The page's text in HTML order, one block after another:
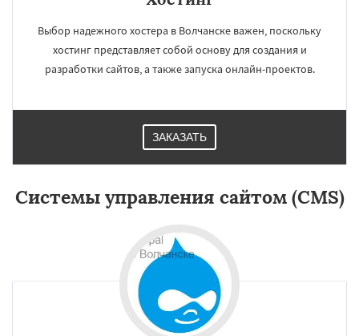
регионам
×
Ивдель Ирбит
Камышлов
Кировград
Красноуральск
Кушва
Лесной
Нижние Серги
Выбор надежного хостера в Волчанске важен, поскольку
хостинг представляет собой основу для создания и
разработки сайтов, а также запуска онлайн-проектов.
ЗАКАЗАТЬ
Системы управления сайтом (CMS)
×
Даю согласие на обработку персональных данных